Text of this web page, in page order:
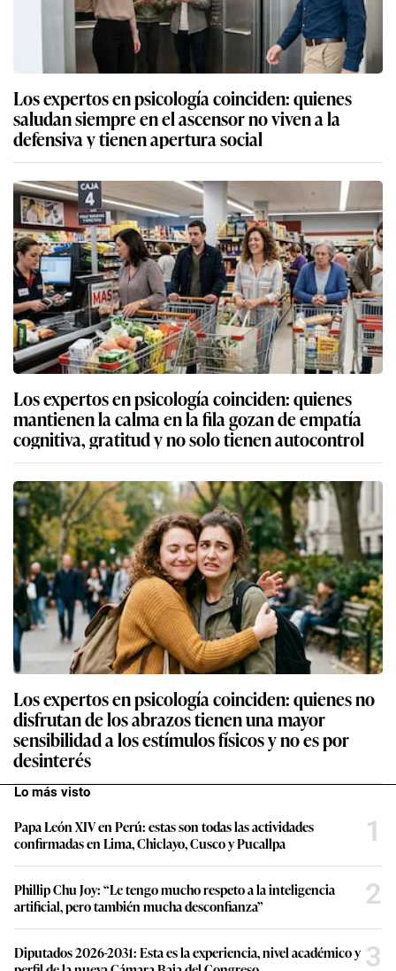
Los expertos en psicología coinciden: quienes
saludan siempre en el ascensor no viven a la
defensiva y tienen apertura social
Los expertos en psicología coinciden: quienes
mantienen la calma en la fila gozan de empatía
cognitiva, gratitud y no solo tienen autocontrol
Los expertos en psicología coinciden: quienes no
disfrutan de los abrazos tienen una mayor
sensibilidad a los estímulos físicos y no es por
desinterés
Lo más visto
Papa León XIV en Perú: estas son todas las actividades
confirmadas en Lima, Chiclayo, Cusco y Pucallpa
1
Phillip Chu Joy: “Le tengo mucho respeto a la inteligencia
artificial, pero también mucha desconfianza”
2
Diputados 2026-2031: Esta es la experiencia, nivel académico y 3